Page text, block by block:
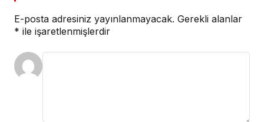
E-posta adresiniz yayınlanmayacak. Gerekli alanlar
* ile işaretlenmişlerdir